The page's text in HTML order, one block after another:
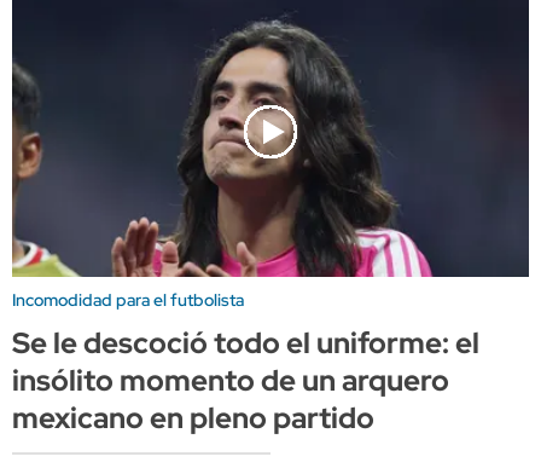
Incomodidad para el futbolista
Se le descoció todo el uniforme: el
insólito momento de un arquero
mexicano en pleno partido